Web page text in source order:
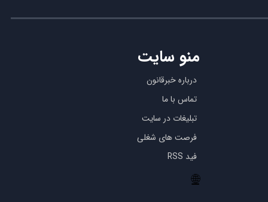
درباره خبرقانون
تماس با ما
تبلیغات در سایت
فرصت های شغلی
فید RSS
منو سایت
🌐